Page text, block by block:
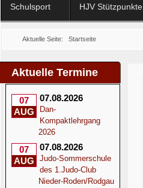
Schulsport HJV Stützpunkte
Aktuelle Seite: Startseite
Aktuelle Termine
07
AUG
07.08.2026
Dan-
Kompaktlehrgang
2026
07
AUG
07.08.2026
Judo-Sommerschule
des 1.Judo-Club
Nieder-Roden/Rodgau